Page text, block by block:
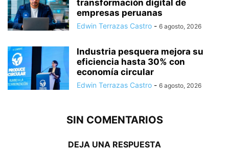
transformación digital de
empresas peruanas
Edwin Terrazas Castro - 6 agosto, 2026
Industria pesquera mejora su
eficiencia hasta 30% con
economía circular
Edwin Terrazas Castro - 6 agosto, 2026
SIN COMENTARIOS
DEJA UNA RESPUESTA